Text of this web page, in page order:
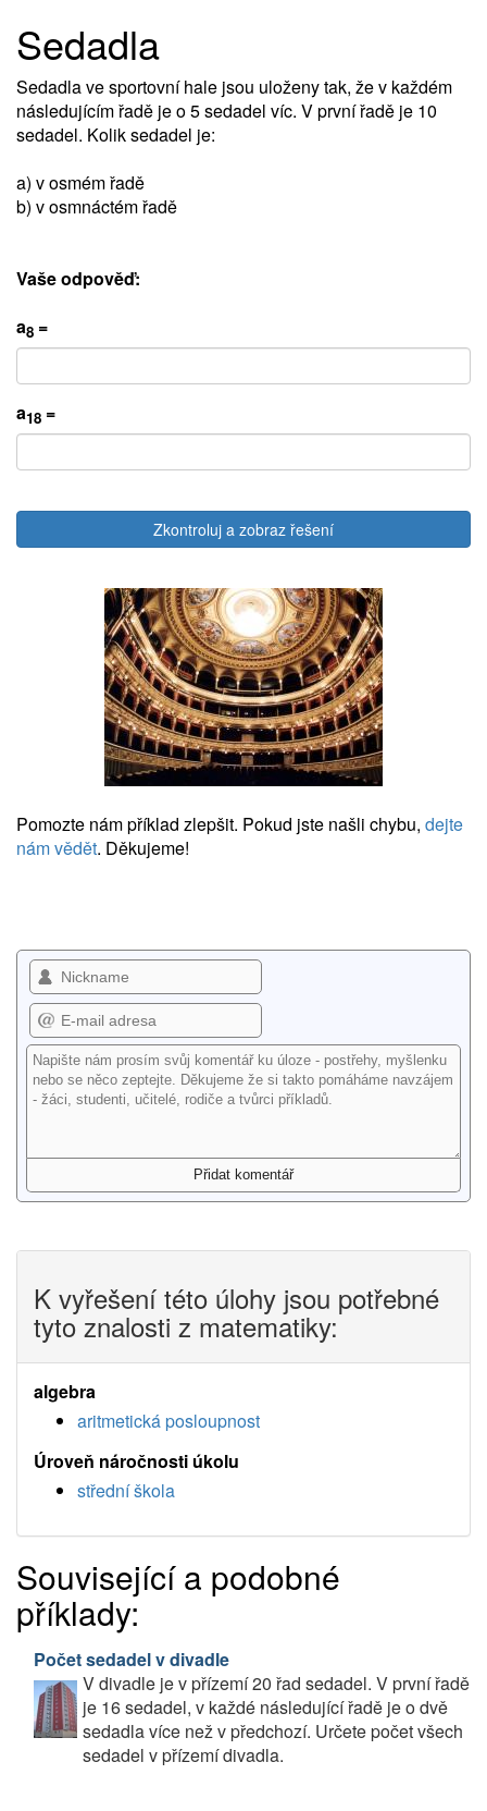
Sedadla
Sedadla ve sportovní hale jsou uloženy tak, že v každém
následujícím řadě je o 5 sedadel víc. V první řadě je 10
sedadel. Kolik sedadel je:
a) v osmém řadě
b) v osmnáctém řadě
Vaše odpověď:
a8 =
a18 =
Zkontroluj a zobraz řešení
Pomozte nám příklad zlepšit. Pokud jste našli chybu, dejte
nám vědět. Děkujeme!
K vyřešení této úlohy jsou potřebné
tyto znalosti z matematiky:
algebra
aritmetická posloupnost
Úroveň náročnosti úkolu
střední škola
Související a podobné
příklady:
Počet sedadel v divadle
V divadle je v přízemí 20 řad sedadel. V první řadě
je 16 sedadel, v každé následující řadě je o dvě
sedadla více než v předchozí. Určete počet všech
sedadel v přízemí divadla.